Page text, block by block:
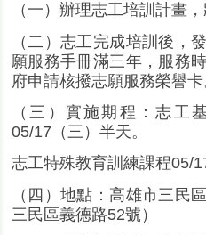
（一）辦理志工培訓計畫
（二）志工完成培訓後，
願服務手冊滿三年，服務
府申請核撥志願服務榮譽
（三）實施期程：志工
05/17（三）半天。
志工特殊教育訓練課程05/
（四）地點：高雄市三民
三民區義德路52號）